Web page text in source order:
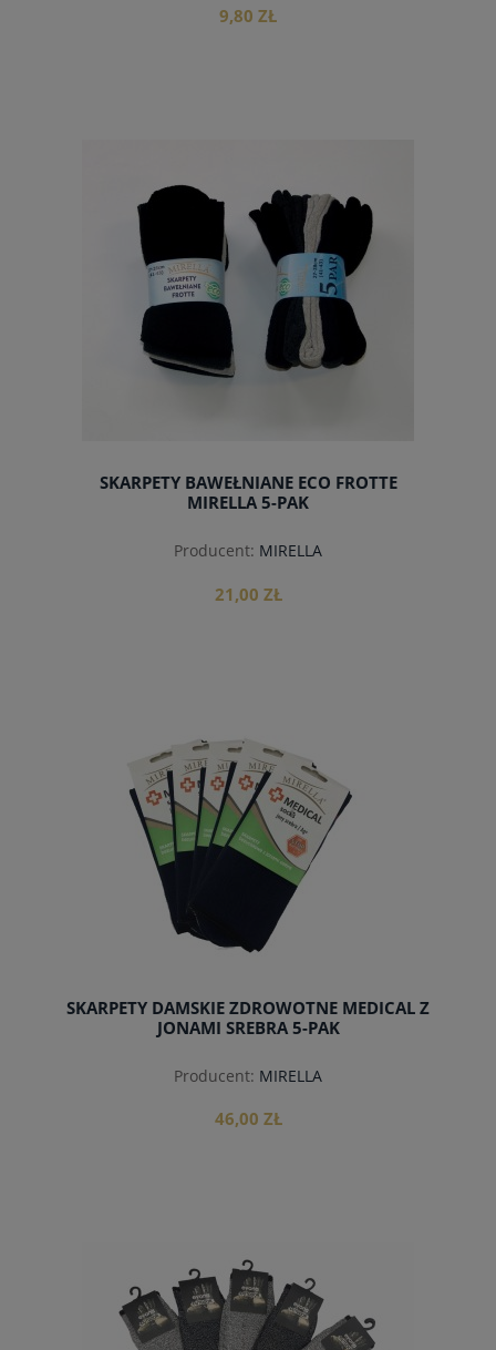
9,80 ZŁ
SKARPETY BAWEŁNIANE ECO FROTTE
MIRELLA 5-PAK
Producent: MIRELLA
21,00 ZŁ
SKARPETY DAMSKIE ZDROWOTNE MEDICAL Z
JONAMI SREBRA 5-PAK
Producent: MIRELLA
46,00 ZŁ
do koszyka